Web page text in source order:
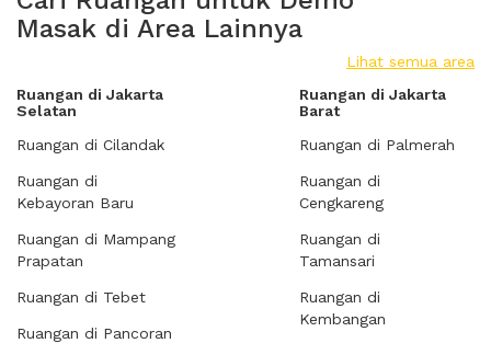
Masak di Area Lainnya
Lihat semua area
Ruangan di Jakarta
Selatan
Ruangan di Cilandak
Ruangan di
Kebayoran Baru
Ruangan di Mampang
Prapatan
Ruangan di Tebet
Ruangan di Pancoran
Ruangan di Jakarta
Barat
Ruangan di Palmerah
Ruangan di
Cengkareng
Ruangan di
Tamansari
Ruangan di
Kembangan